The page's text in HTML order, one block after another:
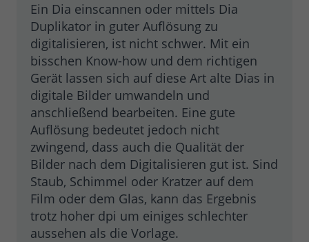
Ein Dia einscannen oder mittels Dia
Duplikator in guter Auflösung zu
digitalisieren, ist nicht schwer. Mit ein
bisschen Know-how und dem richtigen
Gerät lassen sich auf diese Art alte Dias in
digitale Bilder umwandeln und
anschließend bearbeiten. Eine gute
Auflösung bedeutet jedoch nicht
zwingend, dass auch die Qualität der
Bilder nach dem Digitalisieren gut ist. Sind
Staub, Schimmel oder Kratzer auf dem
Film oder dem Glas, kann das Ergebnis
trotz hoher dpi um einiges schlechter
aussehen als die Vorlage.